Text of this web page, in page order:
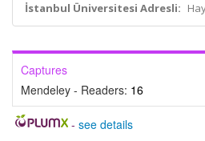
İstanbul Üniversitesi Adresli:
Captures
Mendeley - Readers: 16
- see details